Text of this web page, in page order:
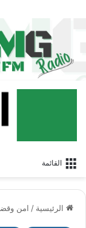
القائمة
الرئيسية / امن